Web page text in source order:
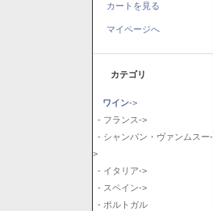
カートを見る
マイページへ
カテゴリ
ワイン->
- フランス->
- シャンパン・ヴァンムスー-
>
- イタリア->
- スペイン->
- ポルトガル